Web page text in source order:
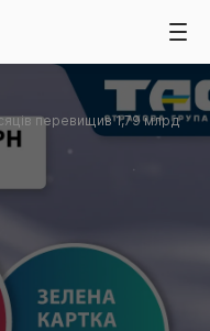
перевищив 1,79 млрд